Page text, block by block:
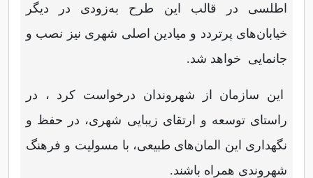
اطلسی در قالب این طرح به‌زودی در دیگر
خیابان‌های پرتردد و میادین اصلی شهری نیز نصب و
جانمایی خواهد شد.
این سازمان از شهروندان درخواست کرد ، در
راستای توسعه و ارتقای زیبایی شهری، در حفظ و
نگهداری این المان‌های طبیعی، با مسولیت و فرهنگ
شهروندی همراه باشند.